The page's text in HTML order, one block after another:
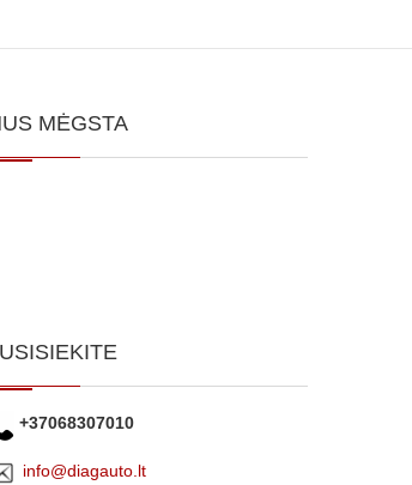
MĖGSTA
+37068307010
info@diagauto.lt